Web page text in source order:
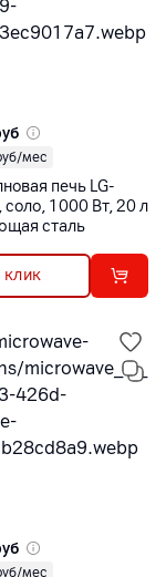
мес
печь LG-
соло, 1000 Вт, 20 л
сталь
клик
мес